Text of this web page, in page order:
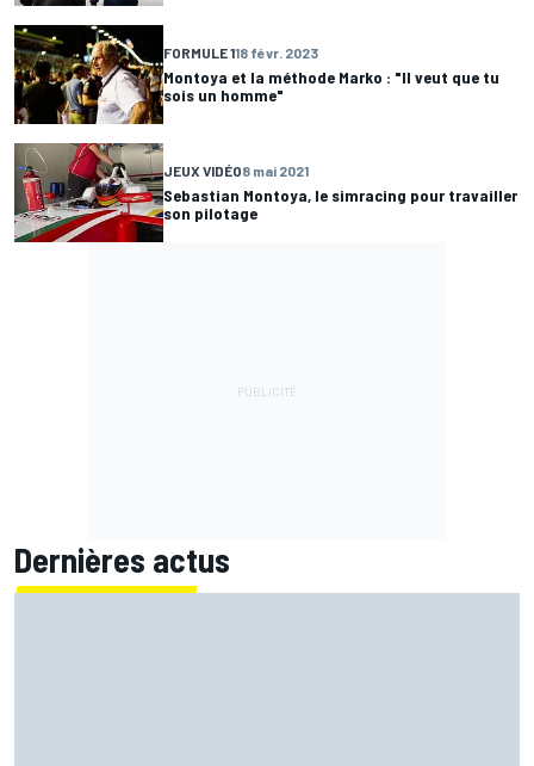
FORMULE 118 févr. 2023
Montoya et la méthode Marko : "Il veut que tu
sois un homme"
JEUX VIDÉO8 mai 2021
Sebastian Montoya, le simracing pour travailler
son pilotage
Dernières actus